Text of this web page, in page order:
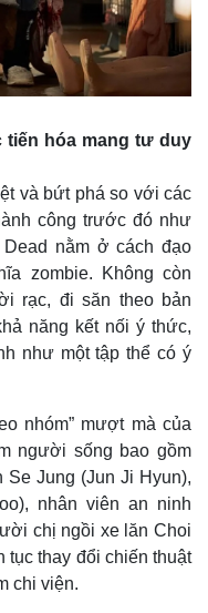
tiến hóa mang tư duy
và bứt phá so với các
công trước đó như
nằm ở cách đạo
zombie. Không còn
rạc, đi săn theo bản
năng kết nối ý thức,
như một tập thể có ý
nhóm” mượt mà của
người sống bao gồm
Jung (Jun Ji Hyun),
nhân viên an ninh
chị ngồi xe lăn Choi
tục thay đổi chiến thuật
chi viện.